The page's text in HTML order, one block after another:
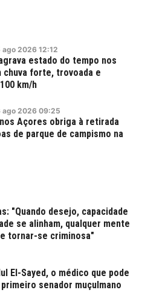
ago 2026 12:12
estado do tempo nos
chuva forte, trovoada e
km/h
ago 2026 09:25
Açores obriga à retirada
de parque de campismo na
"Quando desejo, capacidade
se alinham, qualquer mente
tornar-se criminosa"
El-Sayed, o médico que pode
senador muçulmano